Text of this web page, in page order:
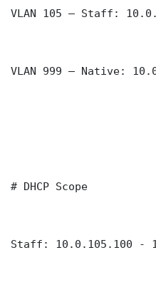
VLAN 105 — Staff:
VLAN 999 — Native:
# DHCP Scope
Staff: 10.0.105.100 -